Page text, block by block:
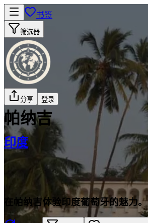
书签
筛选器
分享 登录
帕纳吉
印度
在帕纳吉体验印度葡萄牙的魅力。